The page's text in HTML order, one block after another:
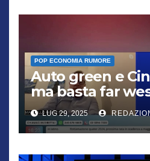
POP ECONOMIA RUMORE
Auto green e
ma basta far
LUG 29, 2025